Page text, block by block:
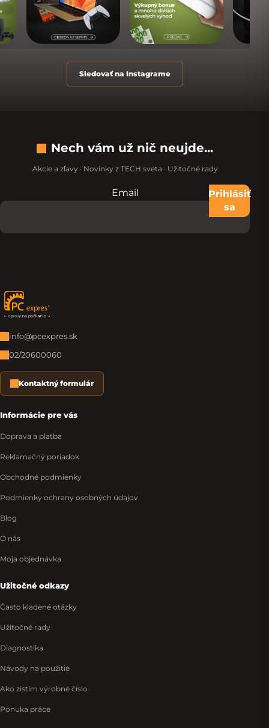
Sledovať na Instagrame
Nech vám už nič neujde...
Akcie a zľavy · Novinky z TECH sveta · Užitočné rady
Nevypĺňajte toto pole:
Email
Prihlásiť
sa
Zápätie
info@pcexpres.sk
02/20600060
Kontaktný formulár
Informácie pre vás
Doprava a platba
Reklamačný poriadok
Obchodné podmienky
Podmienky ochrany osobných údajov
Blog
O nás
Moja objednávka
Užitočné odkazy
Často kladené otázky
Užitočné rady
Diagnostika
Návody na použitie
Ako zistím výrobné číslo
Ponuka práce